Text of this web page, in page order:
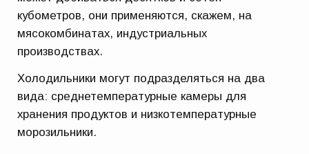
кубометров, они применяются, скажем, на
мясокомбинатах, индустриальных
производствах.
Холодильники могут подразделяться на два
вида: среднетемпературные камеры для
хранения продуктов и низкотемпературные
морозильники.